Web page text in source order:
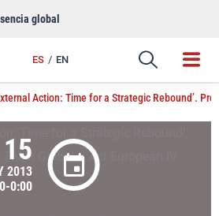
global
ES EN
Enlace
Action: Time for a Strategic Rebound’.
15
2013
0:00